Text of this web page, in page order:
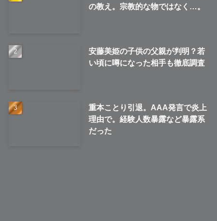
の教え。宗教的な物ではなく…。
安藤美姫の子供の父親が判明？若
い頃に噂になった相手も徹底調査
重本ことり引退。AAA発言で炎上
理由で。経験人数暴露など暴露系
だった